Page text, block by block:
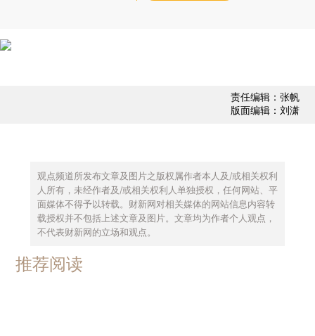
责任编辑：张帆
版面编辑：刘潇
观点频道所发布文章及图片之版权属作者本人及/或相关权利
人所有，未经作者及/或相关权利人单独授权，任何网站、平
面媒体不得予以转载。财新网对相关媒体的网站信息内容转
载授权并不包括上述文章及图片。文章均为作者个人观点，
不代表财新网的立场和观点。
推荐阅读